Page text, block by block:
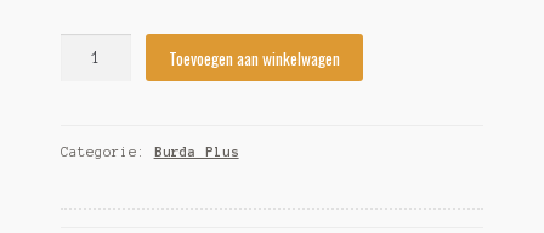
winter
quantity
Toevoegen aan winkelwagen
Categorie: Burda Plus